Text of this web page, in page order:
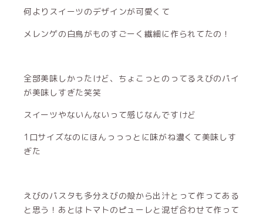
何よりスイーツのデザインが可愛くて
メレンゲの白鳥がものすごーく繊細に作られてたの！
全部美味しかったけど、ちょこっとのってるえびのパイ
が美味しすぎた笑笑
スイーツやないんないって感じなんですけど
1口サイズなのにほんっっっとに味がね濃くて美味しす
ぎた
えびのパスタも多分えびの殻から出汁とって作ってある
と思う！あとはトマトのピューレと混ぜ合わせて作って